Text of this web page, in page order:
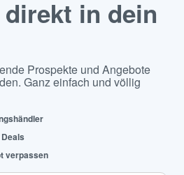
in dein
Prospekte und Angebote
Ganz einfach und völlig
verpassen